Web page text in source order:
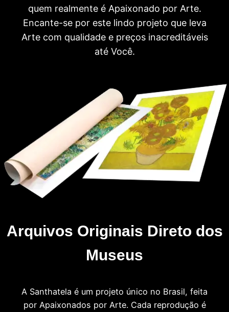
quem realmente é Apaixonado por Arte.
Encante-se por este lindo projeto que leva
Arte com qualidade e preços inacreditáveis
até Você.
Arquivos Originais Direto dos
Museus
A Santhatela é um projeto único no Brasil, feita
por Apaixonados por Arte. Cada reprodução é